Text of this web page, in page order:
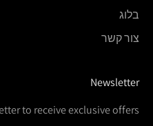
בלוג
צור קשר
Newsletter
to receive exclusive offers.